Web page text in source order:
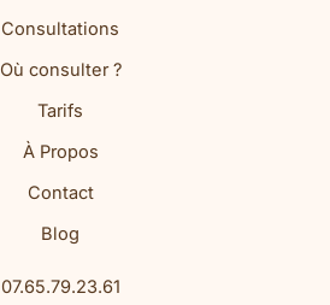
Consultations
Où consulter ?
Tarifs
À Propos
Contact
Blog
07.65.79.23.61